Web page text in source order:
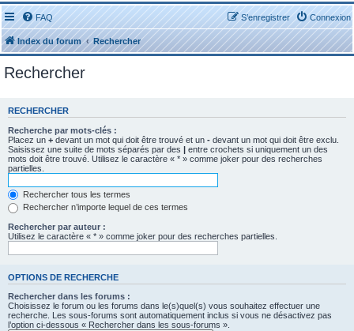
FAQ Connexion
S’enregistrer
Index du forum Rechercher
Rechercher
RECHERCHER
Recherche par mots-clés :
Placez un + devant un mot qui doit être trouvé et un - devant un mot qui doit être exclu.
Saisissez une suite de mots séparés par des | entre crochets si uniquement un des
mots doit être trouvé. Utilisez le caractère « * » comme joker pour des recherches
partielles.
Rechercher tous les termes
Rechercher n’importe lequel de ces termes
Rechercher par auteur :
Utilisez le caractère « * » comme joker pour des recherches partielles.
OPTIONS DE RECHERCHE
Rechercher dans les forums :
Choisissez le forum ou les forums dans le(s)quel(s) vous souhaitez effectuer une
recherche. Les sous-forums sont automatiquement inclus si vous ne désactivez pas
l’option ci-dessous « Rechercher dans les sous-forums ».